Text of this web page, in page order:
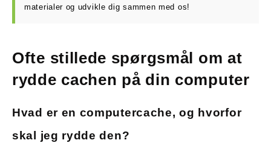
materialer og udvikle dig sammen med os!
Ofte stillede spørgsmål om at
rydde cachen på din computer
Hvad er en computercache, og hvorfor
skal jeg rydde den?